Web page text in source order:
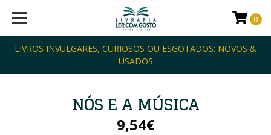
LIVROS INVULGARES, CURIOSOS OU ESGOTADOS: NOVOS &
USADOS
0
NÓS E A MÚSICA
9,54€